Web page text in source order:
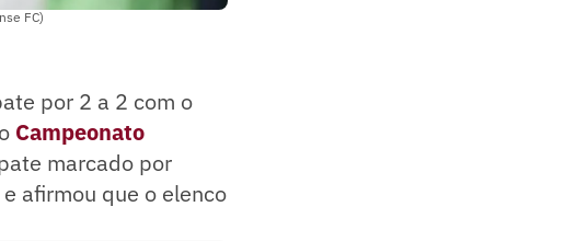
FC)
por 2 a 2 com o
Campeonato
marcado por
afirmou que o elenco